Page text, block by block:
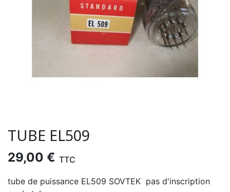
TUBE EL509
29,00 € TTC
tube de puissance EL509 SOVTEK pas d'inscription